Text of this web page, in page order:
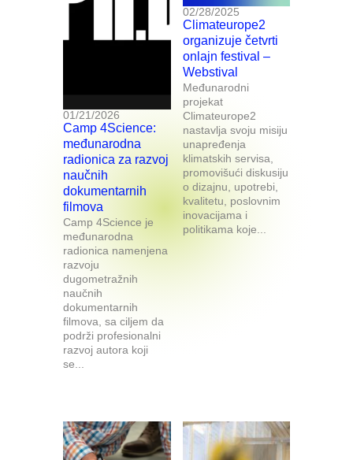
01/21/2026
Camp 4Science:
međunarodna
radionica za razvoj
naučnih
dokumentarnih
filmova
Camp 4Science je
međunarodna
radionica namenjena
razvoju
dugometražnih
naučnih
dokumentarnih
filmova, sa ciljem da
podrži profesionalni
razvoj autora koji
se...
02/28/2025
Climateurope2
organizuje četvrti
onlajn festival –
Webstival
Međunarodni
projekat
Climateurope2
nastavlja svoju misiju
unapređenja
klimatskih servisa,
promovišući diskusiju
o dizajnu, upotrebi,
kvalitetu, poslovnim
inovacijama i
politikama koje...